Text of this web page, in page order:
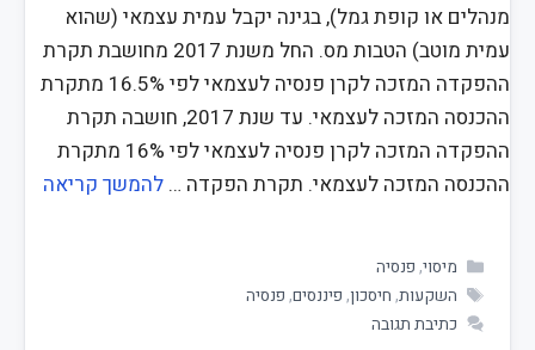
מנהלים או קופת גמל), בגינה יקבל עמית עצמאי (שהוא
עמית מוטב) הטבות מס. החל משנת 2017 מחושבת תקרת
ההפקדה המזכה לקרן פנסיה לעצמאי לפי 16.5% מתקרת
ההכנסה המזכה לעצמאי. עד שנת 2017, חושבה תקרת
ההפקדה המזכה לקרן פנסיה לעצמאי לפי 16% מתקרת
ההכנסה המזכה לעצמאי. תקרת הפקדה … להמשך קריאה
מיסוי, פנסיה
השקעות, חיסכון, פיננסים, פנסיה
כתיבת תגובה